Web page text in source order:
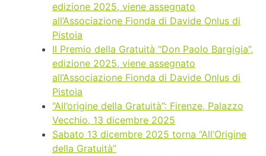
edizione 2025, viene assegnato
all’Associazione Fionda di Davide Onlus di
Pistoia
Il Premio della Gratuità “Don Paolo Bargigia”,
edizione 2025, viene assegnato
all’Associazione Fionda di Davide Onlus di
Pistoia
“All’origine della Gratuità”: Firenze, Palazzo
Vecchio, 13 dicembre 2025
Sabato 13 dicembre 2025 torna “All’Origine
della Gratuità”